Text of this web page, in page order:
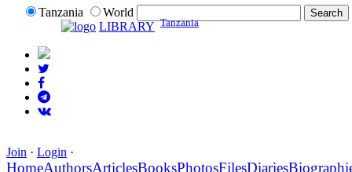
Tanzania
World
LIBRARY Tanzania
Join · Login ·
HomeAuthorsArticlesBooksPhotosFilesDiaries